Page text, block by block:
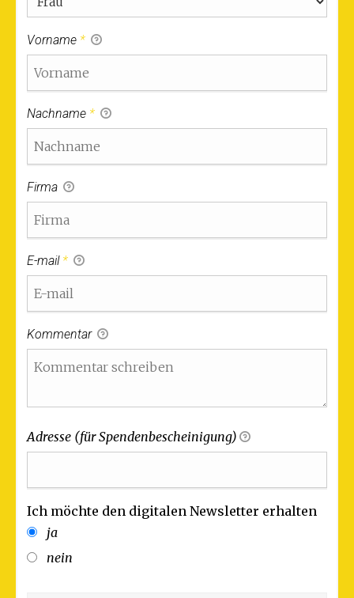
Vorname *
Nachname *
Firma
E-mail *
Kommentar
Adresse (für Spendenbescheinigung)
Ich möchte den digitalen Newsletter erhalten
ja
nein